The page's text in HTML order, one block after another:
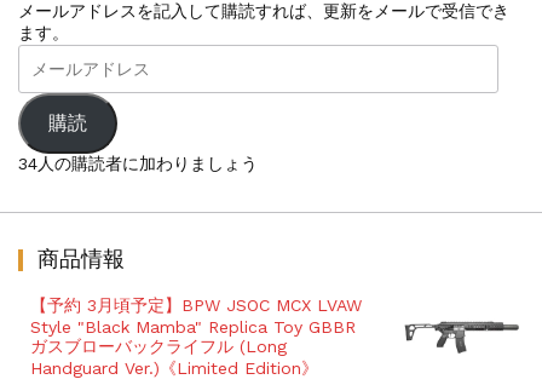
メールアドレスを記入して購読すれば、更新をメールで受信でき
ます。
メ
ー
ル
ア
ド
レ
購読
34人の購読者に加わりましょう
商品情報
【予約 3月頃予定】BPW JSOC MCX LVAW
Style "Black Mamba" Replica Toy GBBR
ガスブローバックライフル (Long
Handguard Ver.)《Limited Edition》